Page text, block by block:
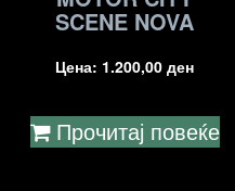
SCENE NOVA
Цена: 1.200,00ден
Прочитај повеќе